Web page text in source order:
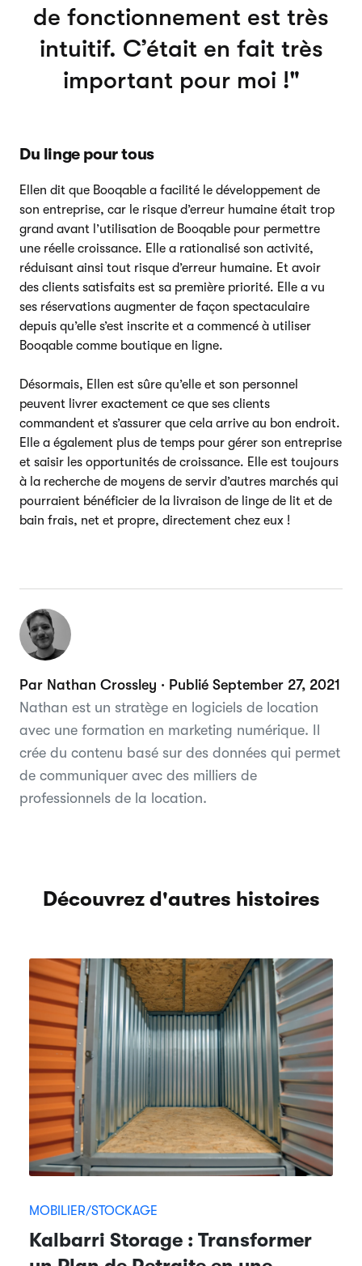
de fonctionnement est très
intuitif. C’était en fait très
important pour moi !
Du linge pour tous
Ellen dit que Booqable a facilité le développement de
son entreprise, car le risque d’erreur humaine était trop
grand avant l’utilisation de Booqable pour permettre
une réelle croissance. Elle a rationalisé son activité,
réduisant ainsi tout risque d’erreur humaine. Et avoir
des clients satisfaits est sa première priorité. Elle a vu
ses réservations augmenter de façon spectaculaire
depuis qu’elle s’est inscrite et a commencé à utiliser
Booqable comme boutique en ligne.
Désormais, Ellen est sûre qu’elle et son personnel
peuvent livrer exactement ce que ses clients
commandent et s’assurer que cela arrive au bon endroit.
Elle a également plus de temps pour gérer son entreprise
et saisir les opportunités de croissance. Elle est toujours
à la recherche de moyens de servir d’autres marchés qui
pourraient bénéficier de la livraison de linge de lit et de
bain frais, net et propre, directement chez eux !
Par Nathan Crossley · Publié September 27, 2021
Nathan est un stratège en logiciels de location
avec une formation en marketing numérique. Il
crée du contenu basé sur des données qui permet
de communiquer avec des milliers de
professionnels de la location.
Découvrez d'autres histoires
MOBILIER/STOCKAGE
Kalbarri Storage : Transformer